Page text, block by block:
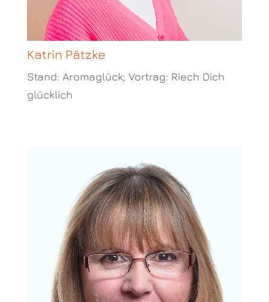
Katrin Pätzke
Stand: Aromaglück; Vortrag: Riech Dich
glücklich